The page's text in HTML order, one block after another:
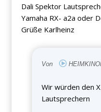
Dali Spektor
Yamaha RX- a2a oder
Grüße Karlheinz
Von
Wir würden den
Lautsprechern